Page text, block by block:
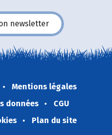
newsletter
Mentions légales
données
CGU
Plan du site